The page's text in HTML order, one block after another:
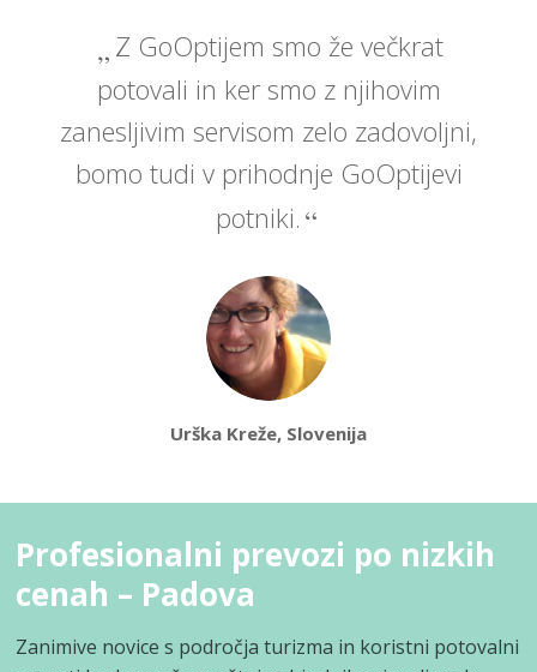
Z GoOptijem smo že večkrat
potovali in ker smo z njihovim
zanesljivim servisom zelo zadovoljni,
bomo tudi v prihodnje GoOptijevi
potniki.
Urška Kreže, Slovenija
Profesionalni prevozi po nizkih
cenah – Padova
Zanimive novice s področja turizma in koristni potovalni